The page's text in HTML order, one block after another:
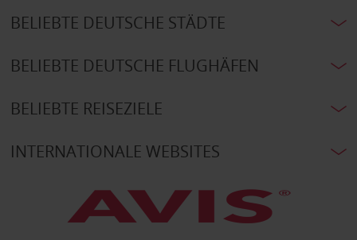
BELIEBTE DEUTSCHE STÄDTE
BELIEBTE DEUTSCHE FLUGHÄFEN
BELIEBTE REISEZIELE
INTERNATIONALE WEBSITES